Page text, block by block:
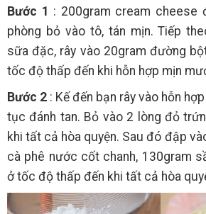
Bước 1 : 200gram cream cheese
phòng bỏ vào tô, tán mịn. Tiếp
sữa đặc, rây vào 20gram đường
tốc độ thấp đến khi hỗn hợp mịn
Bước 2 : Kế đến bạn rây vào hỗn
tục đánh tan. Bỏ vào 2 lòng đỏ
khi tất cả hòa quyện. Sau đó đập
cà phê nước cốt chanh, 130gram
ở tốc độ thấp đến khi tất cả hòa